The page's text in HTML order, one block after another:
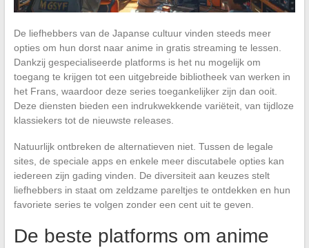
De liefhebbers van de Japanse cultuur vinden steeds meer
opties om hun dorst naar anime in gratis streaming te lessen.
Dankzij gespecialiseerde platforms is het nu mogelijk om
toegang te krijgen tot een uitgebreide bibliotheek van werken in
het Frans, waardoor deze series toegankelijker zijn dan ooit.
Deze diensten bieden een indrukwekkende variëteit, van tijdloze
klassiekers tot de nieuwste releases.
Natuurlijk ontbreken de alternatieven niet. Tussen de legale
sites, de speciale apps en enkele meer discutabele opties kan
iedereen zijn gading vinden. De diversiteit aan keuzes stelt
liefhebbers in staat om zeldzame pareltjes te ontdekken en hun
favoriete series te volgen zonder een cent uit te geven.
De beste platforms om anime